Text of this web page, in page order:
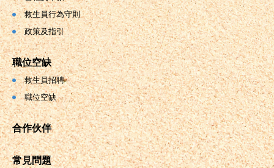
救生員行為守則
政策及指引
職位空缺
救生員招聘
職位空缺
合作伙伴
常見問題